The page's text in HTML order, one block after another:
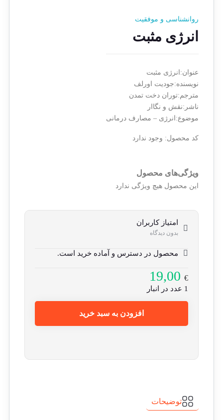
روانشناسی و موفقیت
انرژی مثبت
عنوان:انرژی مثبت
نویسنده:جودیت اورلف
مترجم:توران دخت تمدن
ناشر:نقش و نگاار
موضوع:انرژی – مصارف درمانی
کد محصول: وجود ندارد
ویژگی‌های محصول
این محصول هیچ ویژگی ندارد
امتیاز کاربران
بدون دیدگاه
محصول در دسترس و آماده خرید است.
19,00€
1 عدد در انبار
افزودن به سبد خرید
توضیحات